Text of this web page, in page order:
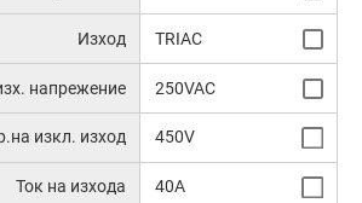
Изход TRIAC
напрежение 250VAC
изкл. изход 450V
Ток на изхода 40A